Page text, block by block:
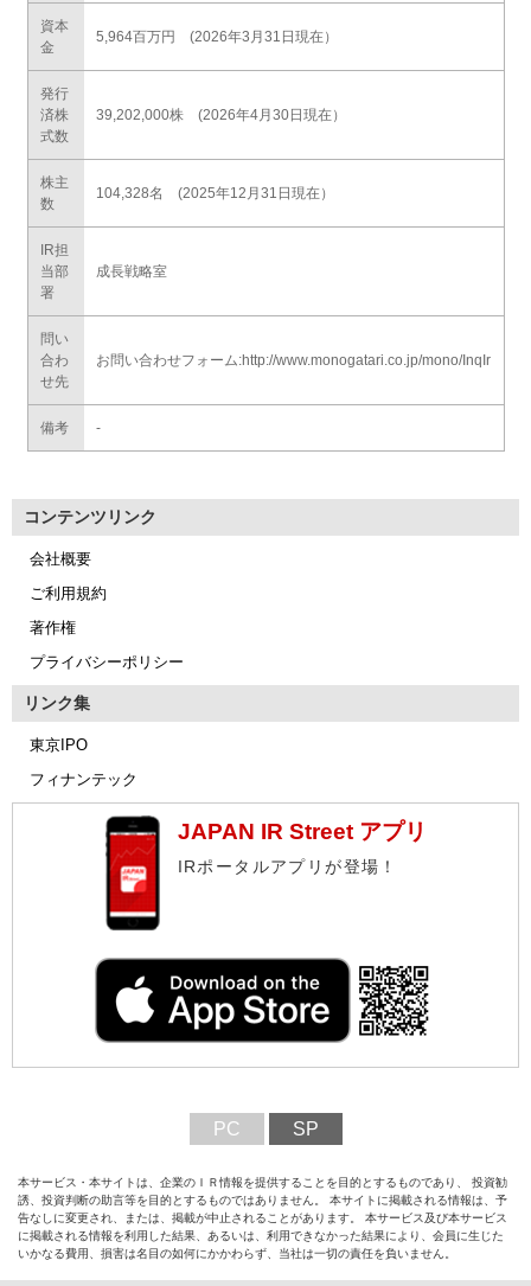
資本
金
5,964百万円 (2026年3月31日現在）
発行
済株
式数
39,202,000株 (2026年4月30日現在）
株主
数
104,328名 (2025年12月31日現在）
IR担
当部
署
成長戦略室
問い
合わ
せ先
お問い合わせフォーム:http://www.monogatari.co.jp/mono/InqIr
備考 -
コンテンツリンク
会社概要
ご利用規約
著作権
プライバシーポリシー
リンク集
東京IPO
フィナンテック
JAPAN IR Street アプリ
IRポータルアプリが登場！
PC SP
本サービス・本サイトは、企業のＩＲ情報を提供することを目的とするものであり、 投資勧
誘、投資判断の助言等を目的とするものではありません。 本サイトに掲載される情報は、予
告なしに変更され、または、掲載が中止されることがあります。 本サービス及び本サービス
に掲載される情報を利用した結果、あるいは、利用できなかった結果により、会員に生じた
いかなる費用、損害は名目の如何にかかわらず、当社は一切の責任を負いません。